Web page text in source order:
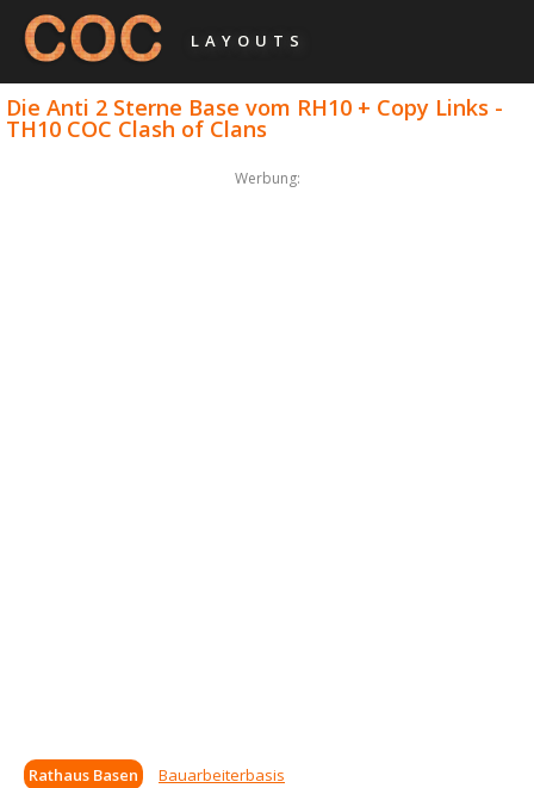
LAYOUTS
Die Anti 2 Sterne Base vom RH10 + Copy Links -
TH10 COC Clash of Clans
Werbung:
Rathaus Basen Bauarbeiterbasis